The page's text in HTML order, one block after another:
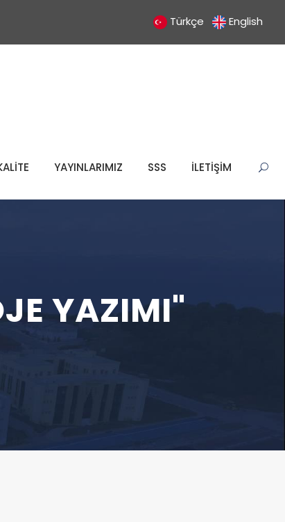
Türkçe English
YAYINLARIMIZ SSS İLETİŞİM
YAZIMI"